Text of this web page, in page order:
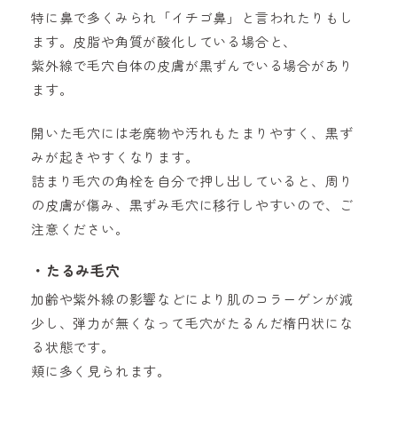
特に鼻で多くみられ「イチゴ鼻」と言われたりもし
ます。皮脂や角質が酸化している場合と、
紫外線で毛穴自体の皮膚が黒ずんでいる場合があり
ます。
開いた毛穴には老廃物や汚れもたまりやすく、黒ず
みが起きやすくなります。
詰まり毛穴の角栓を自分で押し出していると、周り
の皮膚が傷み、黒ずみ毛穴に移行しやすいので、ご
注意ください。
・たるみ毛穴
加齢や紫外線の影響などにより肌のコラーゲンが減
少し、弾力が無くなって毛穴がたるんだ楕円状にな
る状態です。
頬に多く見られます。